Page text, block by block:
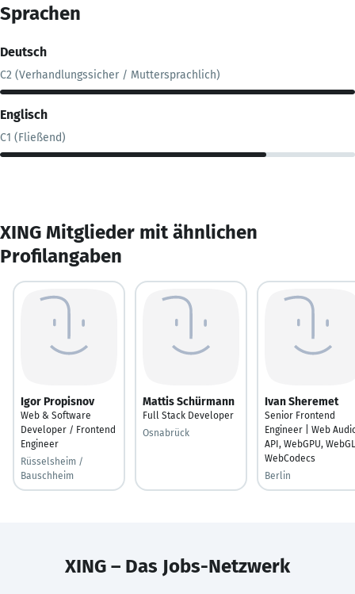
Sprachen
Deutsch
C2 (Verhandlungssicher / Muttersprachlich)
Englisch
C1 (Fließend)
XING Mitglieder mit ähnlichen
Profilangaben
Igor Propisnov
Web & Software
Developer / Frontend
Engineer
Rüsselsheim /
Bauschheim
Mattis Schürmann
Full Stack Developer
Osnabrück
Ivan Sheremet
Senior Frontend
Engineer | Web
API, WebGPU,
WebCodecs
Berlin
XING – Das Jobs-Netzwerk